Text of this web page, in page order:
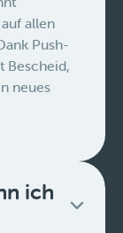
allen
Push-
Bescheid,
neues
ich